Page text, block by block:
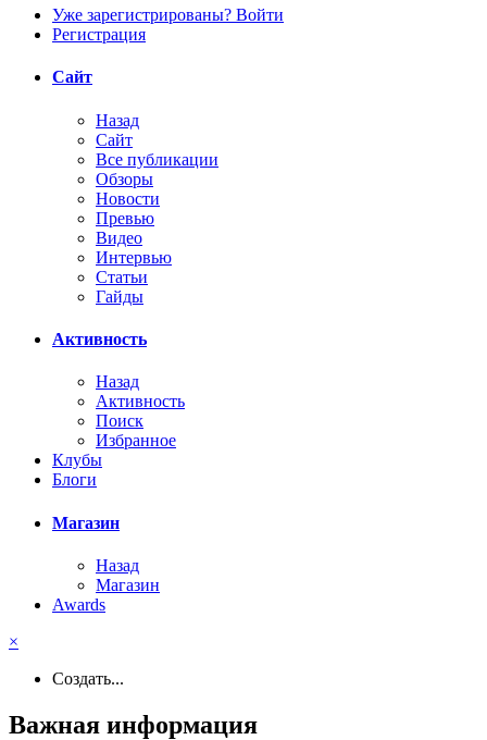
Уже зарегистрированы? Войти
Регистрация
Сайт
Назад
Сайт
Все публикации
Обзоры
Новости
Превью
Видео
Интервью
Статьи
Гайды
Активность
Назад
Активность
Поиск
Избранное
Клубы
Блоги
Магазин
Назад
Магазин
Awards
×
Создать...
Важная информация